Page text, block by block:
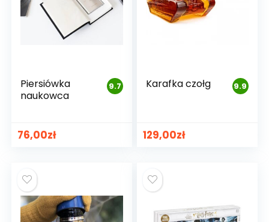
9.7
Piersiówka
naukowca
76,00zł
9.9
Karafka czołg
129,00zł